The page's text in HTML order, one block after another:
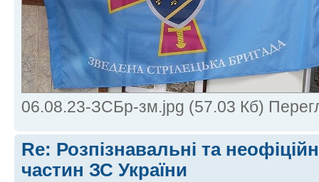
06.08.23-ЗСБр-зм.jpg (57.03 Кб)
Re: Розпізнавальні та
частин ЗС України